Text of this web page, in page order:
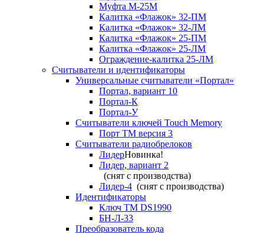
Муфта M-25М
Калитка «Флажок» 32-ПМ
Калитка «Флажок» 32-ЛМ
Калитка «Флажок» 25-ПМ
Калитка «Флажок» 25-ЛМ
Ограждение-калитка 25-ЛМ
Считыватели и идентификаторы
Универсальные считыватели «Портал»
Портал, вариант 10
Портал-К
Портал-У
Считыватели ключей Touch Memory
Порт TM версия 3
Считыватели радиобрелоков
ЛидерНовинка!
Лидер, вариант 2
(снят с производства)
Лидер-4 (снят с производства)
Идентификаторы
Ключ TM DS1990
БН-Л-33
Преобразователь кода